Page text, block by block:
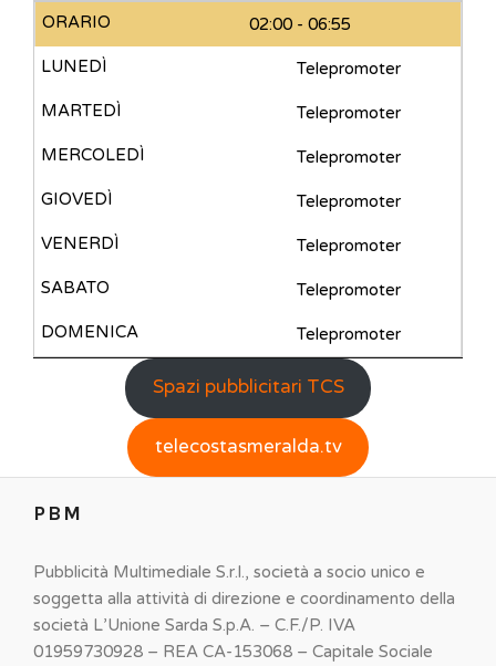
02:00 - 06:55
Telepromoter
Telepromoter
Telepromoter
Telepromoter
Telepromoter
Telepromoter
Telepromoter
Spazi pubblicitari TCS
telecostasmeralda.tv
PBM
Pubblicità Multimediale S.r.l., società a socio unico e
soggetta alla attività di direzione e coordinamento della
società L’Unione Sarda S.p.A. – C.F./P. IVA
01959730928 – REA CA-153068 – Capitale Sociale